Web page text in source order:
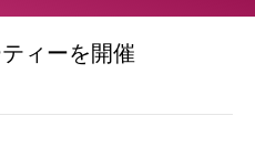
ィーを開催